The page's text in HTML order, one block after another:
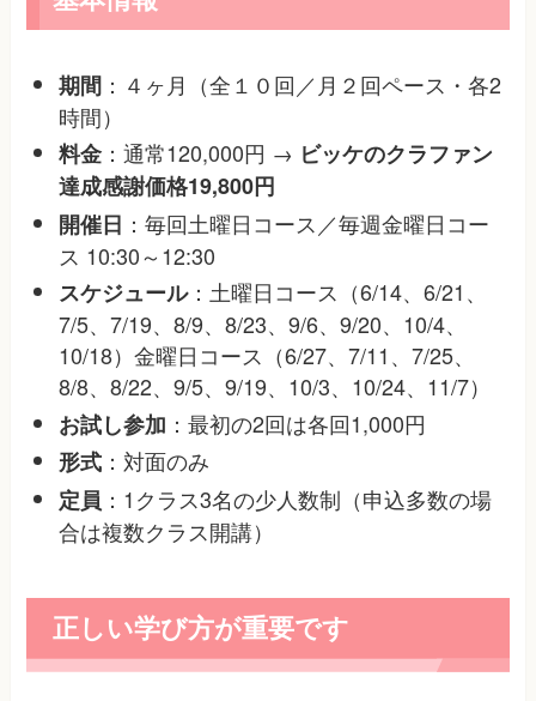
期間 ：４ヶ月（全１０回／月２回ペース・各2
時間）
料金 ：通常120,000円 → ビッケのクラファン
達成感謝価格19,800円
開催日 ：毎回土曜日コース／毎週金曜日コー
ス 10:30～12:30
スケジュール：土曜日コース（6/14、6/21、
7/5、7/19、8/9、8/23、9/6、9/20、10/4、
10/18）金曜日コース（6/27、7/11、7/25、
8/8、8/22、9/5、9/19、10/3、10/24、11/7）
お試し参加 ：最初の2回は各回1,000円
形式 ：対面のみ
定員 ：1クラス3名の少人数制（申込多数の場
合は複数クラス開講）
正しい学び方が重要です